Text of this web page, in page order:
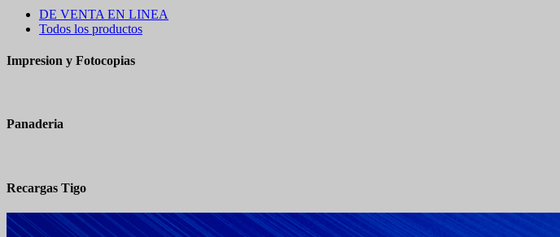
DE VENTA EN LINEA
Todos los productos
Impresion y Fotocopias
Panaderia
Recargas Tigo